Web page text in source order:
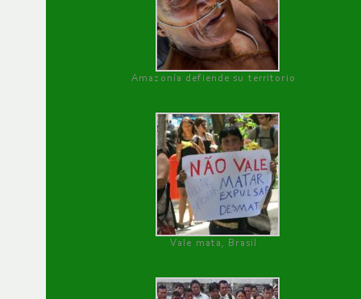
Amazonía defiende su territorio
Vale mata, Brasil